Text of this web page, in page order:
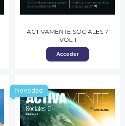
ACTIVAMENTE SOCIALES 7
VOL 1
Acceder
Novedad